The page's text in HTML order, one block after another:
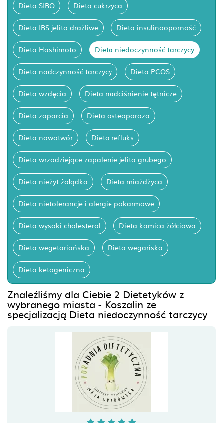
Dieta SIBO Dieta cukrzyca
Dieta IBS jelito drażliwe Dieta insulinooporność
Dieta Hashimoto Dieta niedoczynność tarczycy
Dieta nadczynność tarczycy Dieta PCOS
Dieta wzdęcia Dieta nadciśnienie tętnicze
Dieta zaparcia Dieta osteoporoza
Dieta nowotwór Dieta refluks
Dieta wrzodziejące zapalenie jelita grubego
Dieta nieżyt żołądka Dieta miażdżyca
Dieta nietolerancje i alergie pokarmowe
Dieta wysoki cholesterol Dieta kamica żółciowa
Dieta wegetariańska Dieta wegańska
Dieta ketogeniczna
Znaleźliśmy dla Ciebie 2 Dietetyków z
wybranego miasta - Koszalin ze
specjalizacją Dieta niedoczynność tarczycy